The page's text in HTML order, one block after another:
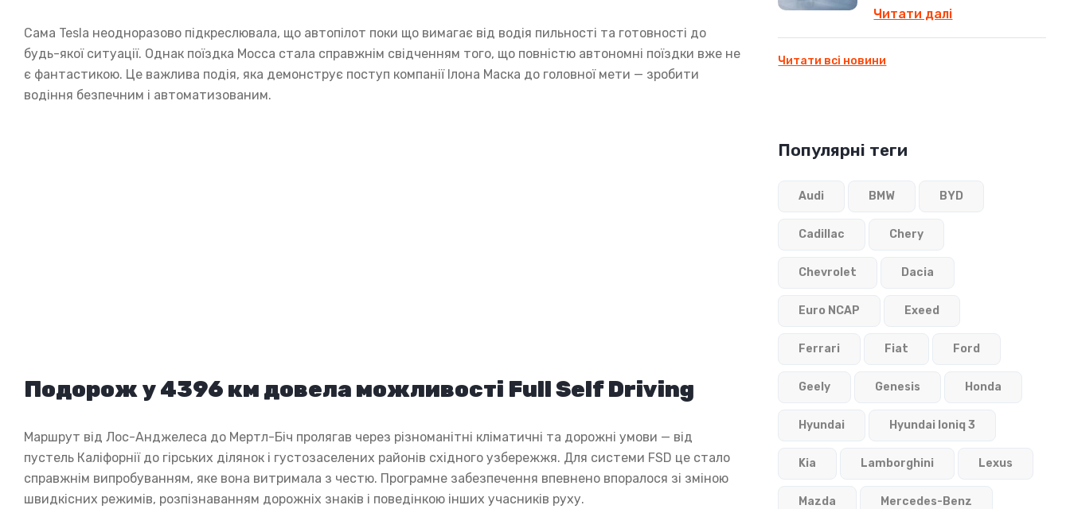
Сама Tesla неодноразово підкреслювала, що автопілот поки що вимагає від водія пильності та готовності до
будь-якої ситуації. Однак поїздка Мосса стала справжнім свідченням того, що повністю автономні поїздки вже не
є фантастикою. Це важлива подія, яка демонструє поступ компанії Ілона Маска до головної мети — зробити
водіння безпечним і автоматизованим.
Подорож у 4396 км довела можливості Full Self Driving
Маршрут від Лос-Анджелеса до Мертл-Біч пролягав через різноманітні кліматичні та дорожні умови — від
пустель Каліфорнії до гірських ділянок і густозаселених районів східного узбережжя. Для системи FSD це стало
справжнім випробуванням, яке вона витримала з честю. Програмне забезпечення впевнено впоралося зі зміною
швидкісних режимів, розпізнаванням дорожніх знаків і поведінкою інших учасників руху.
Читати далі
Читати всі новини
Популярні теги
Audi BMW BYD
Cadillac Chery
Chevrolet Dacia
Euro NCAP Exeed
Ferrari Fiat Ford
Geely Genesis Honda
Hyundai Hyundai Ioniq 3
Kia Lamborghini Lexus
Mazda Mercedes-Benz